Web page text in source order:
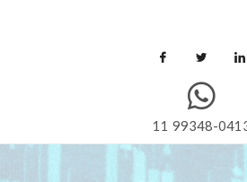
11 99348-